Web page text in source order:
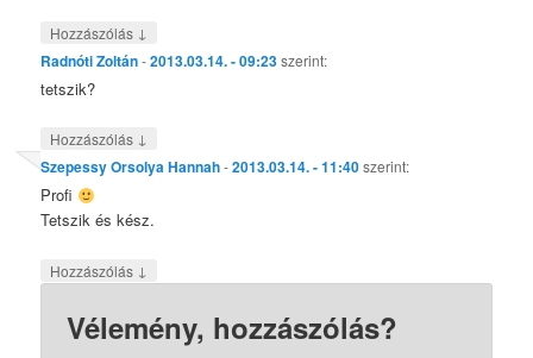
Hozzászólás ↓
Radnóti Zoltán-2013.03.14. - 09:23szerint:
tetszik?
Hozzászólás ↓
Szepessy Orsolya Hannah-2013.03.14. - 11:40szerint:
Profi
Tetszik és kész.
Hozzászólás ↓
Vélemény, hozzászólás?